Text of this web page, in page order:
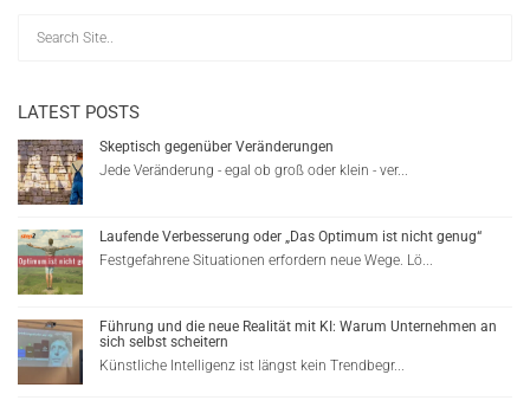
LATEST POSTS
Skeptisch gegenüber Veränderungen
Jede Veränderung - egal ob groß oder klein - ver...
Laufende Verbesserung oder „Das Optimum ist nicht genug“
Festgefahrene Situationen erfordern neue Wege. Lö...
Führung und die neue Realität mit KI: Warum Unternehmen an
sich selbst scheitern
Künstliche Intelligenz ist längst kein Trendbegr...